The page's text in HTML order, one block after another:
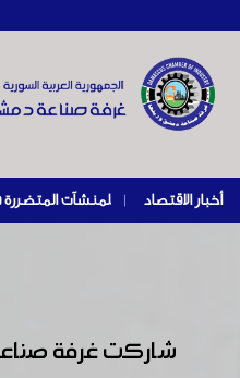
أخبار الاقتصاد |
شاركت غرفة